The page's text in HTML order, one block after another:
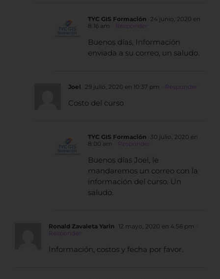
TYC GIS Formación
24 junio, 2020 en
8:16 am - Responder
Buenos días, Información
enviada a su correo, un saludo.
Joel 29 julio, 2020 en 10:37 pm - Responder
Costo del curso
TYC GIS Formación
30 julio, 2020 en
8:00 am - Responder
Buenos días Joel, le
mandaremos un correo con la
información del curso. Un
saludo.
Ronald Zavaleta Yarin 12 mayo, 2020 en 4:56 pm
Responder
Información, costos y fecha por favor.